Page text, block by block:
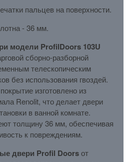
пальцев на поверхности.
- 36 мм.
модели ProfilDoors 103U
сборно-разборной
телескопическим
без использования гвоздей.
изготовлено из
Renolit, что делает двери
в ванной комнате.
толщину 36 мм, обеспечивая
к повреждениям.
двери Profil Doorsот